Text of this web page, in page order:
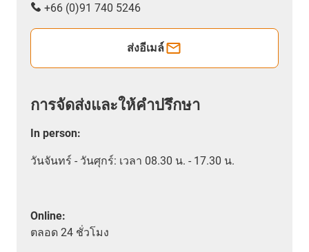
+66 (0)91 740 5246
ส่งอีเมล์
การจัดส่งและให้คำปรึกษา
In person:
วันจันทร์ - วันศุกร์: เวลา 08.30 น. - 17.30 น.
Online:
ตลอด 24 ชั่วโมง